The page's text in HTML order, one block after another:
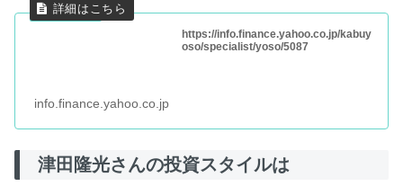
https://info.finance.yahoo.co.jp/kabuy
oso/specialist/yoso/5087
info.finance.yahoo.co.jp
津田隆光さんの投資スタイルは